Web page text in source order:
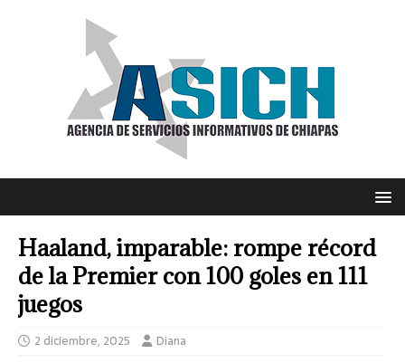
Haaland, imparable: rompe récord
de la Premier con 100 goles en 111
juegos
2 diciembre, 2025 Diana